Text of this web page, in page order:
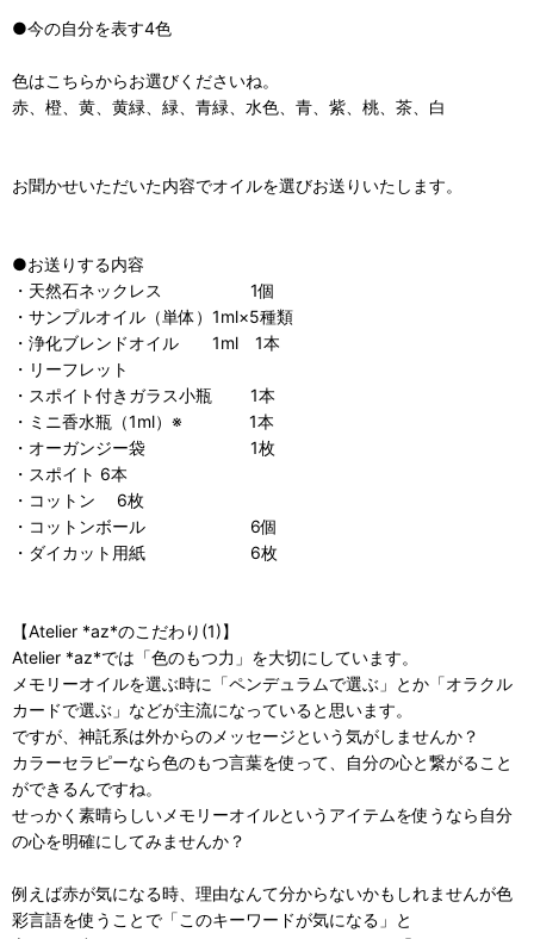
●今の自分を表す4色
色はこちらからお選びくださいね。
赤、橙、黄、黄緑、緑、青緑、水色、青、紫、桃、茶、白
お聞かせいただいた内容でオイルを選びお送りいたします。
●お送りする内容
・天然石ネックレス 1個
・サンプルオイル（単体）1ml×5種類
・浄化ブレンドオイル 1ml 1本
・リーフレット
・スポイト付きガラス小瓶 1本
・ミニ香水瓶（1ml）※ 1本
・オーガンジー袋 1枚
・スポイト 6本
・コットン 6枚
・コットンボール 6個
・ダイカット用紙 6枚
【Atelier *az*のこだわり(1)】
Atelier *az*では「色のもつ力」を大切にしています。
メモリーオイルを選ぶ時に「ペンデュラムで選ぶ」とか「オラクル
カードで選ぶ」などが主流になっていると思います。
ですが、神託系は外からのメッセージという気がしませんか？
カラーセラピーなら色のもつ言葉を使って、自分の心と繋がること
ができるんですね。
せっかく素晴らしいメモリーオイルというアイテムを使うなら自分
の心を明確にしてみませんか？
例えば赤が気になる時、理由なんて分からないかもしれませんが色
彩言語を使うことで「このキーワードが気になる」と